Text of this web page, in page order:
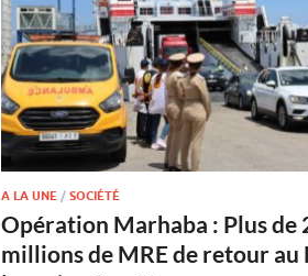
A LA UNE /SOCIÉTÉ
Opération Marhaba : Plus de
millions de MRE de retour au